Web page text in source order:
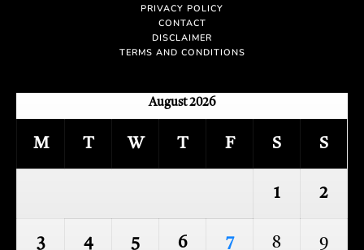
PRIVACY POLICY
CONTACT
DISCLAIMER
TERMS AND CONDITIONS
August 2026
M T W T F S S
1 2
3 4 5 6 7 8 9